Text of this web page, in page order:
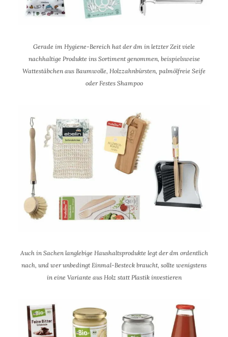
Gerade im Hygiene-Bereich hat der dm in letzter Zeit viele
nachhaltige Produkte ins Sortiment genommen, beispielsweise
Wattestäbchen aus Baumwolle, Holzzahnbürsten, palmölfreie Seife
oder Festes Shampoo
Auch in Sachen langlebige Haushaltsprodukte legt der dm ordentlich
nach, und wer unbedingt Einmal-Besteck braucht, sollte wenigstens
in eine Variante aus Holz statt Plastik investieren